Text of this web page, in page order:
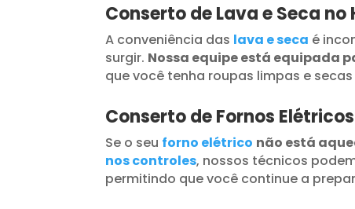
Conserto de Lava e Seca no
A conveniência das lava e seca é
surgir. Nossa equipe está equipada
que você tenha roupas limpas e
Conserto de Fornos
Se o seu forno elétrico não está
nos controles, nossos técnicos
permitindo que você continue a